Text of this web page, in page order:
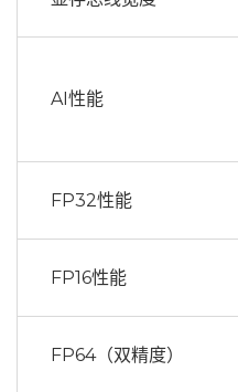
AI性能
FP32性能
FP16性能
FP64（双精度）